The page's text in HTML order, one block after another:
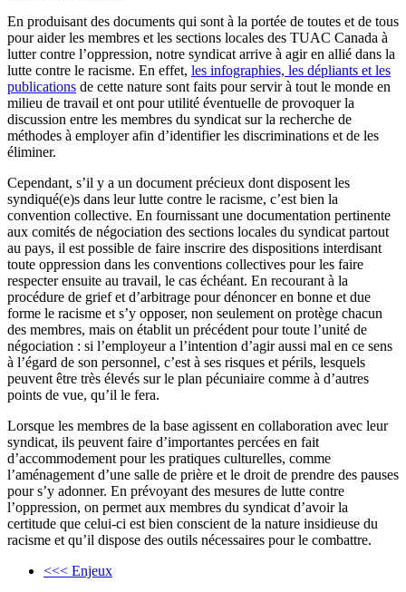
En produisant des documents qui sont à la portée de toutes et de tous
pour aider les membres et les sections locales des TUAC Canada à
lutter contre l’oppression, notre syndicat arrive à agir en allié dans la
lutte contre le racisme. En effet, les infographies, les dépliants et les
publications de cette nature sont faits pour servir à tout le monde en
milieu de travail et ont pour utilité éventuelle de provoquer la
discussion entre les membres du syndicat sur la recherche de
méthodes à employer afin d’identifier les discriminations et de les
éliminer.
Cependant, s’il y a un document précieux dont disposent les
syndiqué(e)s dans leur lutte contre le racisme, c’est bien la
convention collective. En fournissant une documentation pertinente
aux comités de négociation des sections locales du syndicat partout
au pays, il est possible de faire inscrire des dispositions interdisant
toute oppression dans les conventions collectives pour les faire
respecter ensuite au travail, le cas échéant. En recourant à la
procédure de grief et d’arbitrage pour dénoncer en bonne et due
forme le racisme et s’y opposer, non seulement on protège chacun
des membres, mais on établit un précédent pour toute l’unité de
négociation : si l’employeur a l’intention d’agir aussi mal en ce sens
à l’égard de son personnel, c’est à ses risques et périls, lesquels
peuvent être très élevés sur le plan pécuniaire comme à d’autres
points de vue, qu’il le fera.
Lorsque les membres de la base agissent en collaboration avec leur
syndicat, ils peuvent faire d’importantes percées en fait
d’accommodement pour les pratiques culturelles, comme
l’aménagement d’une salle de prière et le droit de prendre des pauses
pour s’y adonner. En prévoyant des mesures de lutte contre
l’oppression, on permet aux membres du syndicat d’avoir la
certitude que celui-ci est bien conscient de la nature insidieuse du
racisme et qu’il dispose des outils nécessaires pour le combattre.
<<< Enjeux